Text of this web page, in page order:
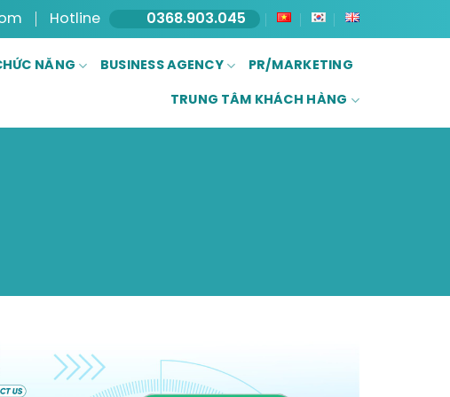
Hotline 0368.903.045
NĂNG BUSINESS AGENCY PR/MARKETING
TRUNG TÂM KHÁCH HÀNG